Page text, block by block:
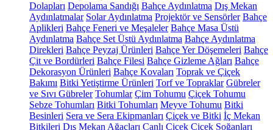
Dolapları Depolama Sandığı Bahçe Aydınlatma Dış Mekan
Aydınlatmalar Solar Aydınlatma Projektör ve Sensörler Bahçe
Aplikleri Bahçe Feneri ve Meşaleler Bahçe Masa Üstü
Aydınlatma Bahçe Set Üstü Aydınlatma Bahçe Aydınlatma
Direkleri Bahçe Peyzaj Ürünleri Bahçe Yer Döşemeleri Bahçe
Çit ve Bordürleri Bahçe Filesi Bahçe Gizleme Ağları Bahçe
Dekorasyon Ürünleri Bahçe Kovaları Toprak ve Çiçek
Bakımı Bitki Yetiştirme Ürünleri Torf ve Topraklar Gübreler
ve Sıvı Gübreler Tohumlar Çim Tohumu Çiçek Tohumu
Sebze Tohumları Bitki Tohumları Meyve Tohumu Bitki
Besinleri Sera ve Sera Ekipmanları Çiçek ve Bitki İç Mekan
Bitkileri Dış Mekan Ağaçları Canlı Çiçek Çiçek Soğanları